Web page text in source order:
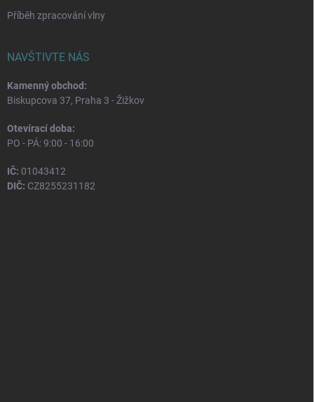
Příběh zpracování vlny
NAVŠTIVTE NÁS
Kamenný obchod:
Biskupcova 37, Praha 3 - Žižkov
Otevírací doba:
PO - PÁ: 9:00 - 16:00
IČ: 01043412
DIČ: CZ8255231182